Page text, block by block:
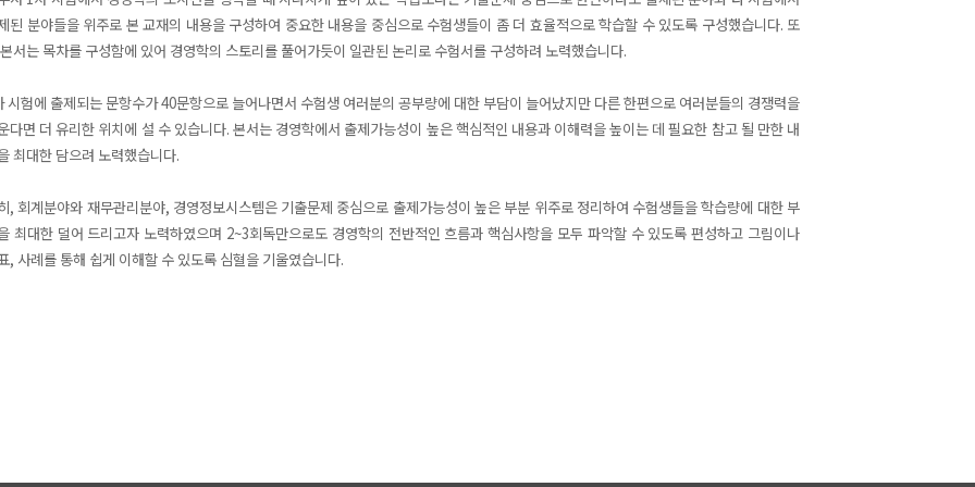
된 분야들을 위주로 본 교재의 내용을 구성하여 중요한 내용을 중심으로 수험생들이 좀 더 효율적으로 학습할 수 있도록 구성했습니다. 또
서는 목차를 구성함에 있어 경영학의 스토리를 풀어가듯이 일관된 논리로 수험서를 구성하려 노력했습니다.
시험에 출제되는 문항수가 40문항으로 늘어나면서 수험생 여러분의 공부량에 대한 부담이 늘어났지만 다른 한편으로 여러분들의 경쟁력을
다면 더 유리한 위치에 설 수 있습니다. 본서는 경영학에서 출제가능성이 높은 핵심적인 내용과 이해력을 높이는 데 필요한 참고 될 만한 내
최대한 담으려 노력했습니다.
, 회계분야와 재무관리분야, 경영정보시스템은 기출문제 중심으로 출제가능성이 높은 부분 위주로 정리하여 수험생들을 학습량에 대한 부
최대한 덜어 드리고자 노력하였으며 2~3회독만으로도 경영학의 전반적인 흐름과 핵심사항을 모두 파악할 수 있도록 편성하고 그림이나
, 사례를 통해 쉽게 이해할 수 있도록 심혈을 기울였습니다.